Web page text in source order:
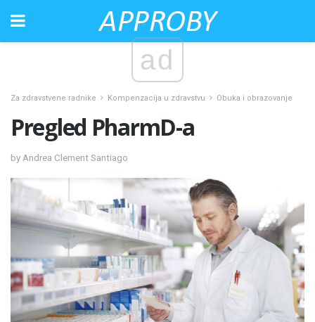
ad
Za zdravstvene radnike Kompenzacija u zdravstvu Obuka i obrazovanje
Pregled PharmD-a
by Andrea Clement Santiago